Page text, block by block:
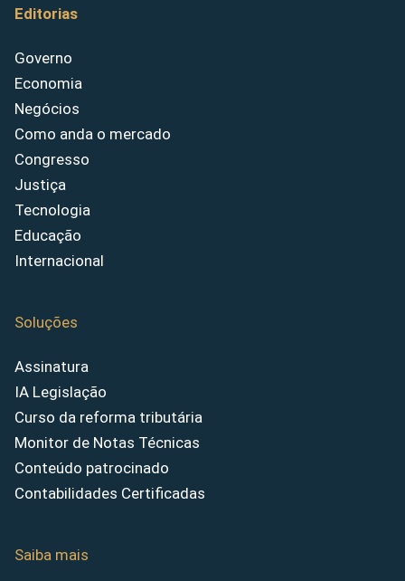
Editorias
Governo
Economia
Negócios
Como anda o mercado
Congresso
Justiça
Tecnologia
Educação
Internacional
Soluções
Assinatura
IA Legislação
Curso da reforma tributária
Monitor de Notas Técnicas
Conteúdo patrocinado
Contabilidades Certificadas
Saiba mais